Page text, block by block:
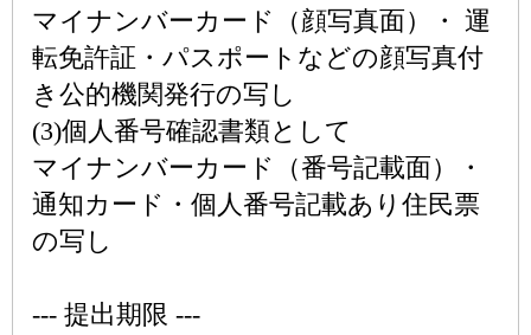
マイナンバーカード（顔写真面）・ 運
転免許証・パスポートなどの顔写真付
き公的機関発行の写し
(3)個人番号確認書類として
マイナンバーカード（番号記載面）・
通知カード・個人番号記載あり住民票
の写し
--- 提出期限 ---